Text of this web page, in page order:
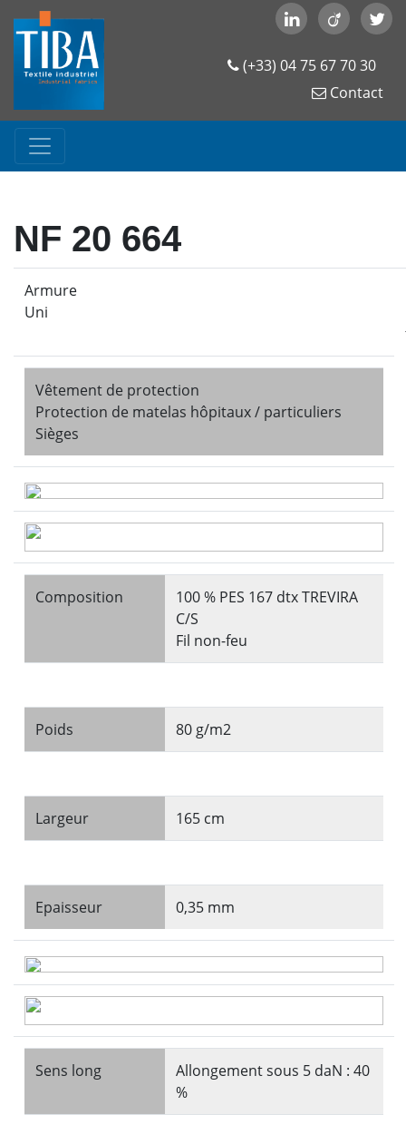
(+33) 04 75 67 70 30
Contact
NF 20 664
Armure
Uni
Vêtement de protection
Protection de matelas hôpitaux / particuliers
Sièges
Composition
100 % PES 167 dtx TREVIRA
C/S
Fil non-feu
Poids 80 g/m2
Largeur 165 cm
Epaisseur 0,35 mm
Sens long
Allongement sous 5 daN : 40
%